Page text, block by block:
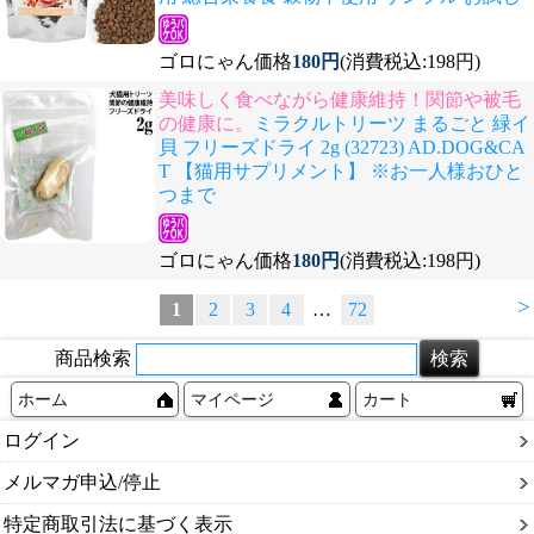
ゴロにゃん価格180円(消費税込:198円)
美味しく食べながら健康維持！関節や被毛
の健康に。
ミラクルトリーツ まるごと 緑イ
貝 フリーズドライ 2g (32723) AD.DOG&CA
T 【猫用サプリメント】 ※お一人様おひと
つまで
ゴロにゃん価格180円(消費税込:198円)
>
1 2 3 4 … 72
商品検索
ホーム マイページ カート
ログイン
メルマガ申込/停止
特定商取引法に基づく表示